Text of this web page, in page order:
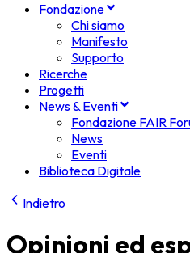
Fondazione
Chi siamo
Manifesto
Supporto
Ricerche
Progetti
News & Eventi
Fondazione FAIR
News
Eventi
Biblioteca Digitale
Indietro
Opinioni ed